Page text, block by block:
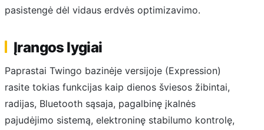
pasistengė dėl vidaus erdvės optimizavimo.
Įrangos lygiai
Paprastai Twingo bazinėje versijoje (Expression)
rasite tokias funkcijas kaip dienos šviesos žibintai,
radijas, Bluetooth sąsaja, pagalbinę įkalnės
pajudėjimo sistemą, elektroninę stabilumo kontrolę,